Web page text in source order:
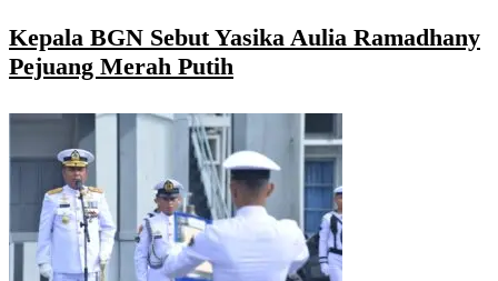
Kepala BGN Sebut Yasika Aulia Ramadhany
Pejuang Merah Putih